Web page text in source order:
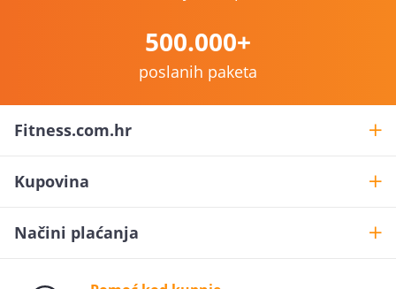
500.000+
poslanih paketa
Fitness.com.hr
Kupovina
Načini plaćanja